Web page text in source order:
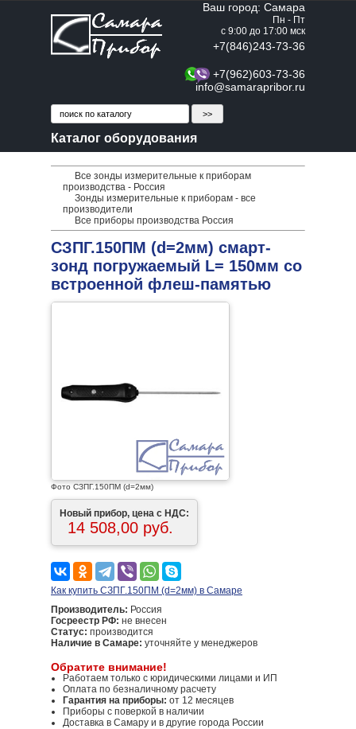
Ваш город: Самара
Пн - Пт
с 9:00 до 17:00 мск
+7(846)243-73-36
+7(962)603-73-36
info@samarapribor.ru
Каталог оборудования
Все зонды измерительные к приборам
производства - Россия
Зонды измерительные к приборам - все
производители
Все приборы производства Россия
СЗПГ.150ПМ (d=2мм) смарт-
зонд погружаемый L= 150мм со
встроенной флеш-памятью
Фото СЗПГ.150ПМ (d=2мм)
Новый прибор, цена с НДС:
14 508,00 руб.
Как купить СЗПГ.150ПМ (d=2мм) в Самаре
Производитель: Россия
Госреестр РФ: не внесен
Статус: производится
Наличие в Самаре: уточняйте у менеджеров
Обратите внимание!
Работаем только с юридическими лицами и ИП
Оплата по безналичному расчету
Гарантия на приборы: от 12 месяцев
Приборы с поверкой в наличии
Доставка в Самару и в другие города России